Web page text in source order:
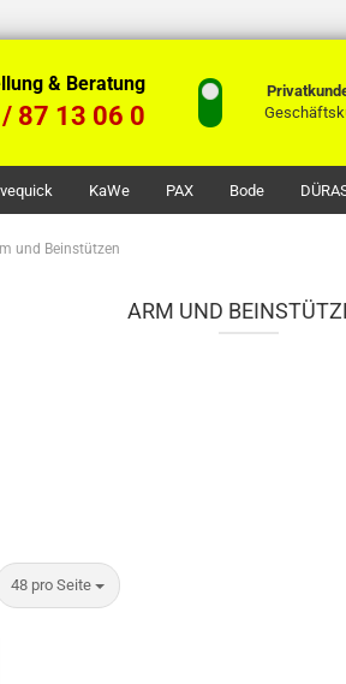
& Beratung
87 13 06 0
KaWe PAX Bode
und Beinstützen
ARM UND
48 pro Seite
pro Seite